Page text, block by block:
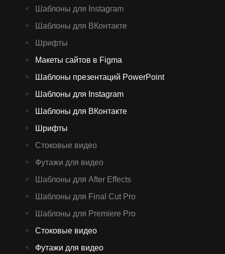
Шаблоны для Instagram
Шаблоны для ВКонтакте
Шрифты
Макеты сайтов в Figma
Шаблоны презентаций PowerPoint
Шаблоны для Instagram
Шаблоны для ВКонтакте
Шрифты
Стоковые видео
Футажи для видео
Шаблоны для After Effects
Шаблоны для Final Cut Pro
Шаблоны для Premiere Pro
Стоковые видео
Футажи для видео